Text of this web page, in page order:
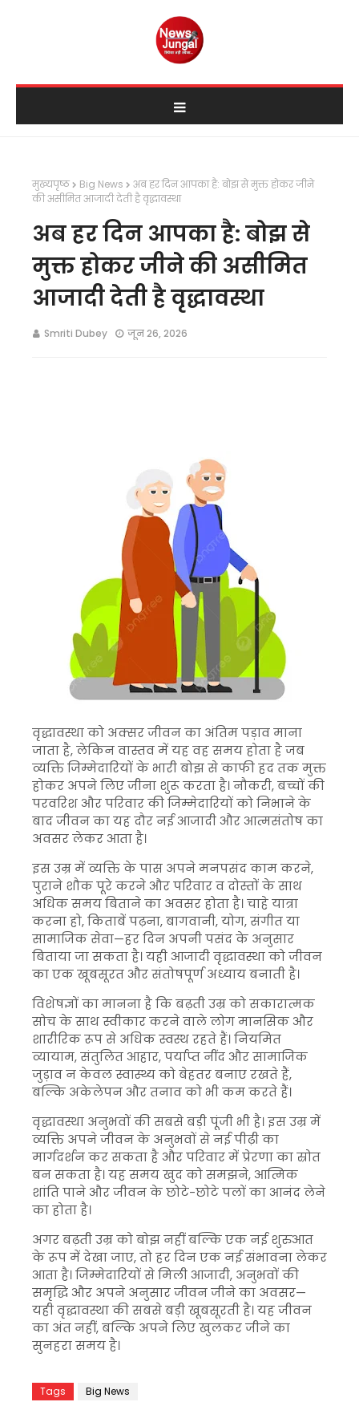
मुख्यपृष्ठ Big News
अब हर दिन आपका है: बोझ से मुक्त होकर जीने
की असीमित आजादी देती है वृद्धावस्था
अब हर दिन आपका है: बोझ से
मुक्त होकर जीने की असीमित
आजादी देती है वृद्धावस्था
Smriti Dubey जून 26, 2026
वृद्धावस्था को अक्सर जीवन का अंतिम पड़ाव माना
जाता है, लेकिन वास्तव में यह वह समय होता है जब
व्यक्ति जिम्मेदारियों के भारी बोझ से काफी हद तक मुक्त
होकर अपने लिए जीना शुरू करता है। नौकरी, बच्चों की
परवरिश और परिवार की जिम्मेदारियों को निभाने के
बाद जीवन का यह दौर नई आजादी और आत्मसंतोष का
अवसर लेकर आता है।
इस उम्र में व्यक्ति के पास अपने मनपसंद काम करने,
पुराने शौक पूरे करने और परिवार व दोस्तों के साथ
अधिक समय बिताने का अवसर होता है। चाहे यात्रा
करना हो, किताबें पढ़ना, बागवानी, योग, संगीत या
सामाजिक सेवा—हर दिन अपनी पसंद के अनुसार
बिताया जा सकता है। यही आजादी वृद्धावस्था को जीवन
का एक खूबसूरत और संतोषपूर्ण अध्याय बनाती है।
विशेषज्ञों का मानना है कि बढ़ती उम्र को सकारात्मक
सोच के साथ स्वीकार करने वाले लोग मानसिक और
शारीरिक रूप से अधिक स्वस्थ रहते हैं। नियमित
व्यायाम, संतुलित आहार, पर्याप्त नींद और सामाजिक
जुड़ाव न केवल स्वास्थ्य को बेहतर बनाए रखते हैं,
बल्कि अकेलेपन और तनाव को भी कम करते हैं।
वृद्धावस्था अनुभवों की सबसे बड़ी पूंजी भी है। इस उम्र में
व्यक्ति अपने जीवन के अनुभवों से नई पीढ़ी का
मार्गदर्शन कर सकता है और परिवार में प्रेरणा का स्रोत
बन सकता है। यह समय खुद को समझने, आत्मिक
शांति पाने और जीवन के छोटे-छोटे पलों का आनंद लेने
का होता है।
अगर बढ़ती उम्र को बोझ नहीं बल्कि एक नई शुरुआत
के रूप में देखा जाए, तो हर दिन एक नई संभावना लेकर
आता है। जिम्मेदारियों से मिली आजादी, अनुभवों की
समृद्धि और अपने अनुसार जीवन जीने का अवसर—
यही वृद्धावस्था की सबसे बड़ी खूबसूरती है। यह जीवन
का अंत नहीं, बल्कि अपने लिए खुलकर जीने का
सुनहरा समय है।
Tags Big News